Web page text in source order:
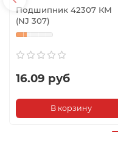
Подшипник 42307 КМ
(NJ 307)
16.09 руб
В корзину